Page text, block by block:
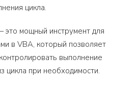
цикла.
это мощный инструмент для
в VBA, который позволяет
выполнение
цикла при необходимости.